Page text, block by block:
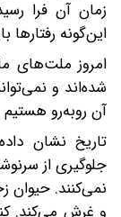
زمان آن فرا
این‌گونه رفتارها
امروز ملت‌های
شده‌اند و
آن روبه‌رو هستیم
تاریخ نشان
جلوگیری از
نمی‌کنند. حیوان
و غرش می‌کند.